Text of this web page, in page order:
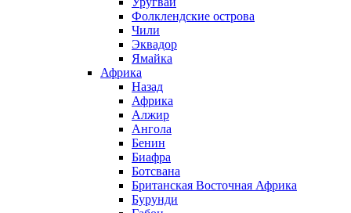
Фолклендские острова
Чили
Эквадор
Ямайка
Африка
Назад
Африка
Алжир
Ангола
Бенин
Биафра
Ботсвана
Британская Восточная Африка
Бурунди